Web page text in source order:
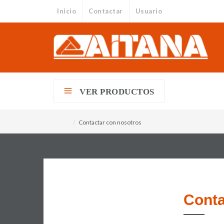
Inicio Contactar Usuario
VER PRODUCTOS
HOME
Contactar con nosotros